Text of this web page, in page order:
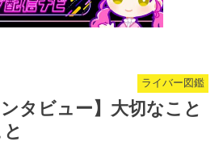
ライバー図鑑
タビュー】大切なこと